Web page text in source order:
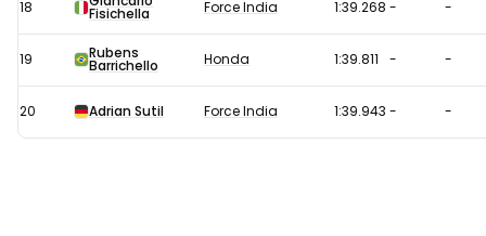
18 Fisichella Force India 1:39.268 - -
19 Rubens
Barrichello Honda 1:39.811 - -
20 Adrian Sutil Force India 1:39.943 - -